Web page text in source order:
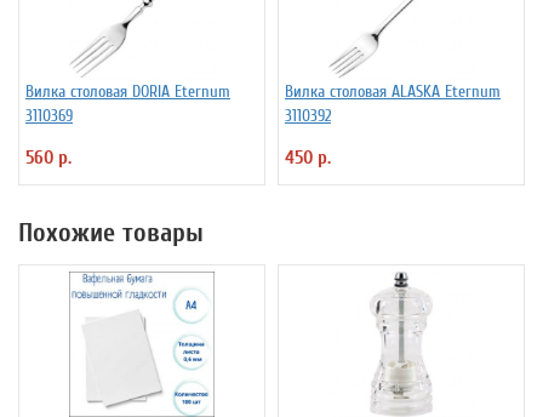
Вилка столовая DORIA Eternum
3110369
560 р.
Вилка столовая ALASKA Eternum
3110392
450 р.
Похожие товары